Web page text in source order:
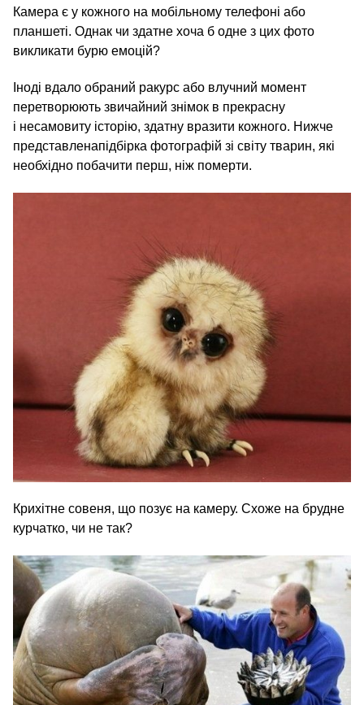
Камера є у кожного на мобільному телефоні або
планшеті. Однак чи здатне хоча б одне з цих фото
викликати бурю емоцій?
Іноді вдало обраний ракурс або влучний момент
перетворюють звичайний знімок в прекрасну
і несамовиту історію, здатну вразити кожного. Нижче
представлена​підбірка фотографій зі світу тварин, які
необхідно побачити перш, ніж померти.
Крихітне совеня, що позує на камеру. Схоже на брудне
курчатко, чи не так?